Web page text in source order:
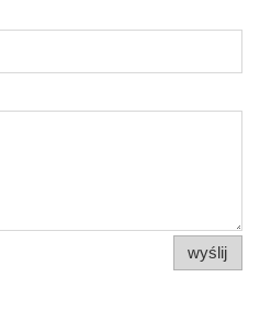
wyślij